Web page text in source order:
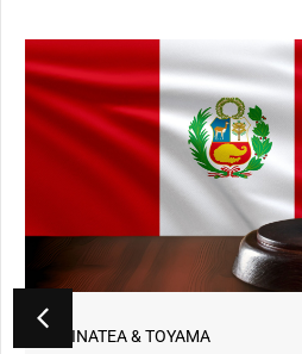
VINATEA & TOYAMA